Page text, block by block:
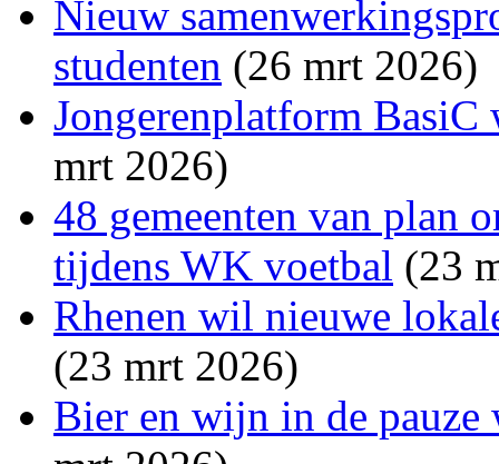
Nieuw
studenten (26 mrt 2026)
Jongerenplatform BasiC
mrt 2026)
48 gemeenten van plan
tijdens WK voetbal (23
Rhenen wil nieuwe
(23 mrt 2026)
Bier en wijn in de pauze